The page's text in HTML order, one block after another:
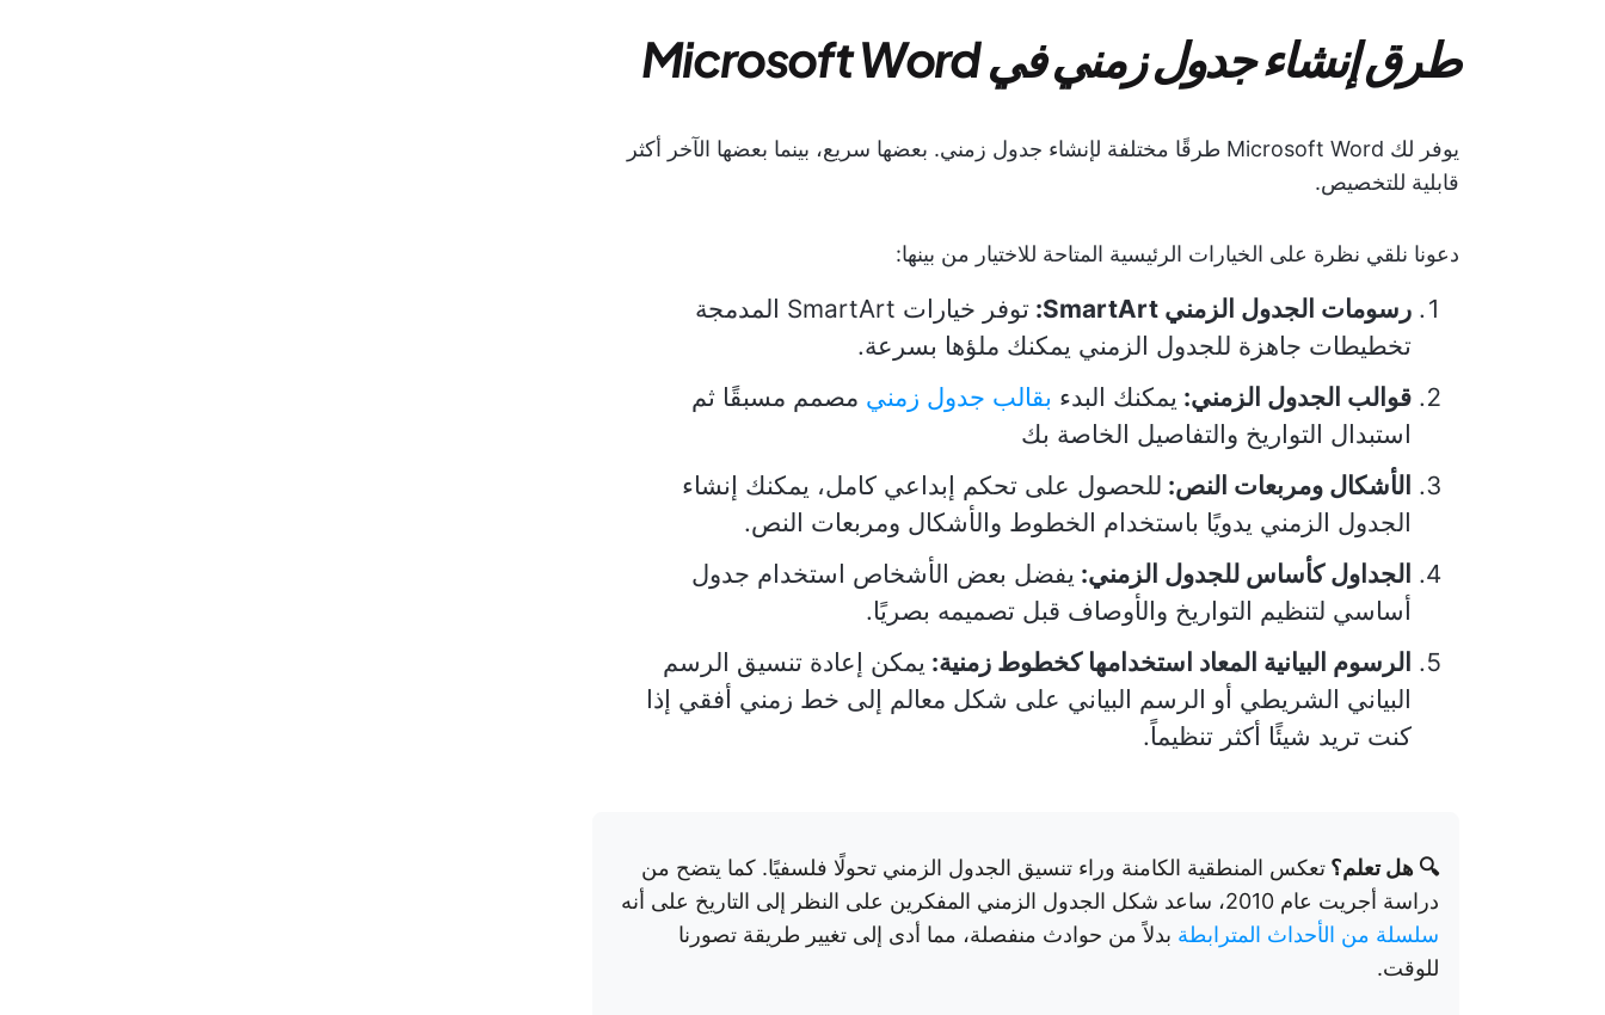
طرق إنشاء جدول زمني في Microsoft Word
يوفر لك Microsoft Word طرقًا مختلفة لإنشاء جدول زمني. بعضها سريع، بينما بعضها الآخر أكثر
قابلية للتخصيص.
دعونا نلقي نظرة على الخيارات الرئيسية المتاحة للاختيار من بينها:
رسومات الجدول الزمني SmartArt:
توفر خيارات SmartArt المدمجة
تخطيطات جاهزة للجدول الزمني يمكنك ملؤها بسرعة.
قوالب الجدول الزمني: يمكنك البدء بقالب جدول زمني مصمم مسبقًا ثم
استبدال التواريخ والتفاصيل الخاصة بك
الأشكال ومربعات النص: للحصول على تحكم إبداعي كامل، يمكنك إنشاء
الجدول الزمني يدويًا باستخدام الخطوط والأشكال ومربعات النص.
الجداول كأساس للجدول الزمني: يفضل بعض الأشخاص استخدام جدول
أساسي لتنظيم التواريخ والأوصاف قبل تصميمه بصريًا.
الرسوم البيانية المعاد استخدامها كخطوط زمنية: يمكن إعادة تنسيق الرسم
البياني الشريطي أو الرسم البياني على شكل معالم إلى خط زمني أفقي إذا
كنت تريد شيئًا أكثر تنظيماً.
🔍 هل تعلم؟ تعكس المنطقية الكامنة وراء تنسيق الجدول الزمني تحولًا فلسفيًا. كما يتضح من
دراسة أجريت عام 2010، ساعد شكل الجدول الزمني المفكرين على النظر إلى التاريخ على أنه
سلسلة من الأحداث المترابطة بدلاً من حوادث منفصلة، مما أدى إلى تغيير طريقة تصورنا
للوقت.